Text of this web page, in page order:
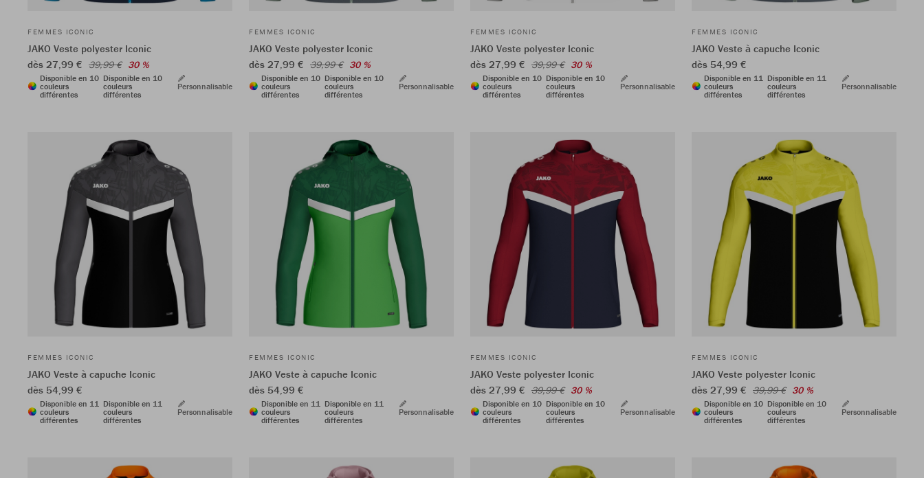
FEMMES ICONIC
JAKO Veste polyester Iconic
dès 27,99 € 39,99 € 30 %
Disponible en 10
couleurs
différentes
Disponible en 10
couleurs
différentes
Personnalisable
FEMMES ICONIC
JAKO Veste polyester Iconic
dès 27,99 € 39,99 € 30 %
Disponible en 10
couleurs
différentes
Disponible en 10
couleurs
différentes
Personnalisable
FEMMES ICONIC
JAKO Veste polyester Iconic
dès 27,99 € 39,99 € 30 %
Disponible en 10
couleurs
différentes
Disponible en 10
couleurs
différentes
Personnalisable
FEMMES ICONIC
JAKO Veste à capuche Iconic
dès 54,99 €
Disponible en 11
couleurs
différentes
Disponible en 11
couleurs
différentes
Personnalisable
FEMMES ICONIC
JAKO Veste à capuche Iconic
dès 54,99 €
Disponible en 11
couleurs
différentes
Disponible en 11
couleurs
différentes
Personnalisable
FEMMES ICONIC
JAKO Veste à capuche Iconic
dès 54,99 €
Disponible en 11
couleurs
différentes
Disponible en 11
couleurs
différentes
Personnalisable
FEMMES ICONIC
JAKO Veste polyester Iconic
dès 27,99 € 39,99 € 30 %
Disponible en 10
couleurs
différentes
Disponible en 10
couleurs
différentes
Personnalisable
FEMMES ICONIC
JAKO Veste polyester Iconic
dès 27,99 € 39,99 € 30 %
Disponible en 10
couleurs
différentes
Disponible en 10
couleurs
différentes
Personnalisable